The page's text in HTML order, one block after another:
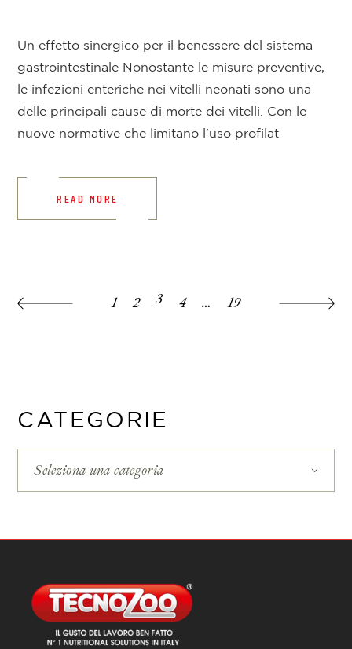
Un effetto sinergico per il benessere del sistema
gastrointestinale Nonostante le misure preventive,
le infezioni enteriche nei vitelli neonati sono una
delle principali cause di morte dei vitelli. Con le
nuove normative che limitano l’uso profilat
READ MORE
1 2 3 4 … 19
CATEGORIE
Seleziona una categoria